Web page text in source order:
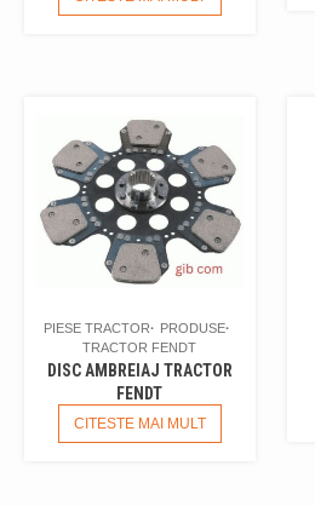
PIESE TRACTOR
PRODUSE
TRACTOR FENDT
DISC AMBREIAJ TRACTOR
FENDT
CITESTE MAI MULT